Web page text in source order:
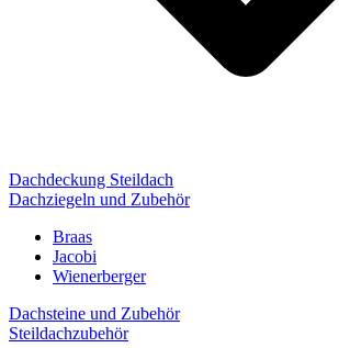
Dachdeckung Steildach
Dachziegeln und Zubehör
Braas
Jacobi
Wienerberger
Dachsteine und Zubehör
Steildachzubehör